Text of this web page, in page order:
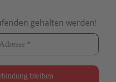
gehalten werden!